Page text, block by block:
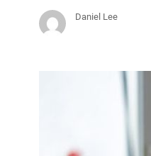
Daniel Lee